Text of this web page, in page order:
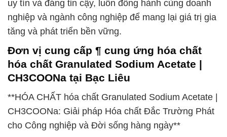
uy tín và đáng tin cậy, luôn đồng hành cùng doanh
nghiệp và ngành công nghiệp để mang lại giá trị gia
tăng và phát triển bền vững.
Đơn vị cung cấp ¶ cung ứng hóa chất
hóa chất Granulated Sodium Acetate |
CH3COONa tại Bạc Liêu
**HÓA CHẤT hóa chất Granulated Sodium Acetate |
CH3COONa: Giải pháp Hóa chất Đắc Trường Phát
cho Công nghiệp và Đời sống hàng ngày**